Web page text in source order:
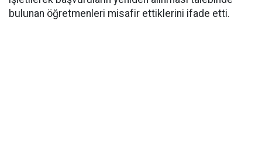
bulunan öğretmenleri misafir ettiklerini ifade etti.